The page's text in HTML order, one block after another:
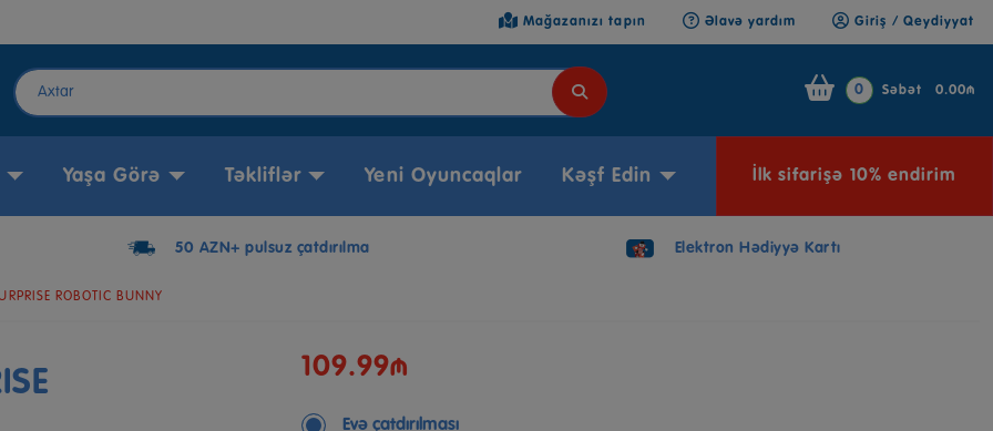
Mağazanızı tapın Əlavə yardım Giriş / Qeydiyyat
0 Səbət 0.00₼
Yaşa Görə Təkliflər Yeni Oyuncaqlar Kəşf Edin İlk sifarişə 10% endirim
50 AZN+ pulsuz çatdırılma Elektron Hədiyyə Kartı
ROBOTIC BUNNY
109.99₼
Evə çatdırılması